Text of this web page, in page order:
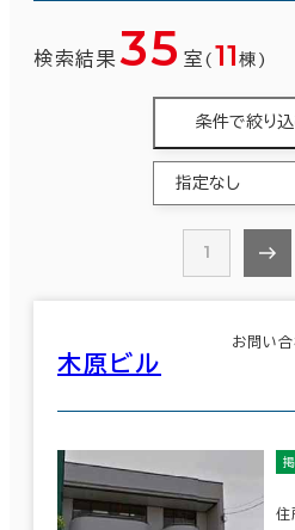
検索結果 35 室 ( 11棟)
条件で絞り
1
木原ビル
お問い合
住